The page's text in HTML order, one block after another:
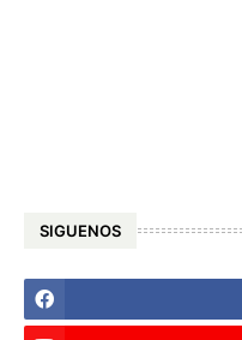
SIGUENOS